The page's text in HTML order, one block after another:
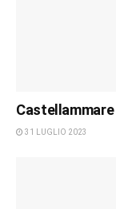
31 LUGLIO 2023